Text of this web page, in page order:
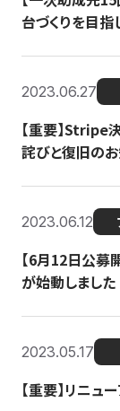
台づくりを目指
2023.06.27
【重要】Stripe
詫びと復旧の
2023.06.12
【6月12日公募
が始動しました
2023.05.17
【重要】リニ